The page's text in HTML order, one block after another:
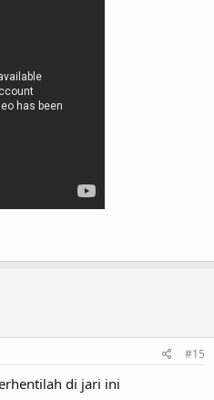
#15
di jari ini